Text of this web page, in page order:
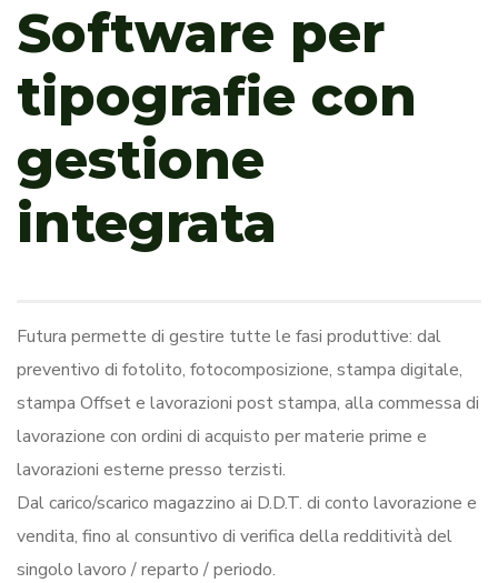
Software per
tipografie con
gestione
integrata
Futura permette di gestire tutte le fasi produttive: dal
preventivo di fotolito, fotocomposizione, stampa digitale,
stampa Offset e lavorazioni post stampa, alla commessa di
lavorazione con ordini di acquisto per materie prime e
lavorazioni esterne presso terzisti.
Dal carico/scarico magazzino ai D.D.T. di conto lavorazione e
vendita, fino al consuntivo di verifica della redditività del
singolo lavoro / reparto / periodo.